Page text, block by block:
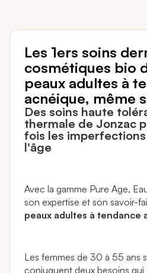
Les 1ers soins
cosmétiques bio
peaux adultes à
acnéique, même
Des soins haute
thermale de Jonzac
fois les
l'âge
Avec la gamme Pure Age,
son expertise et son savoir-
peaux adultes à tendance
Les femmes de 30 à 55 ans
conjuguent deux besoins